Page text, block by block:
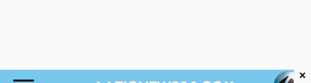
×